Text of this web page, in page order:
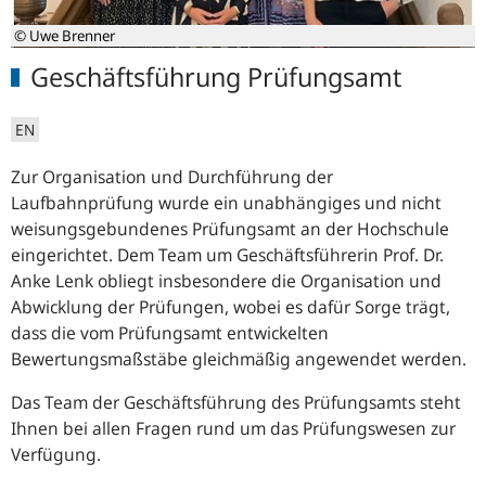
© Uwe Brenner
Geschäftsführung Prüfungsamt
EN
Zur Organisation und Durchführung der
Laufbahnprüfung wurde ein unabhängiges und nicht
weisungsgebundenes Prüfungsamt an der Hochschule
eingerichtet. Dem Team um Geschäftsführerin Prof. Dr.
Anke Lenk obliegt insbesondere die Organisation und
Abwicklung der Prüfungen, wobei es dafür Sorge trägt,
dass die vom Prüfungsamt entwickelten
Bewertungsmaßstäbe gleichmäßig angewendet werden.
Das Team der Geschäftsführung des Prüfungsamts steht
Ihnen bei allen Fragen rund um das Prüfungswesen zur
Verfügung.